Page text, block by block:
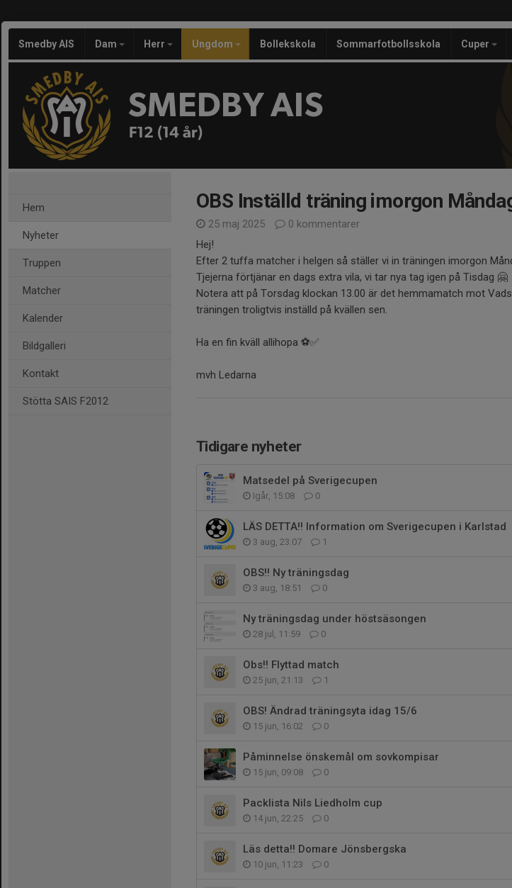
Smedby AIS Dam Herr Ungdom Bollekskola Sommarfotbollsskola Cuper
SMEDBY AIS
F12 (14 år)
Hem
Nyheter
Truppen
Matcher
Kalender
Bildgalleri
Kontakt
Stötta SAIS F2012
OBS Inställd träning imorgon
25 maj 2025
0 kommentarer
Hej!
Efter 2 tuffa matcher i helgen så ställer vi in träningen imorgon
Tjejerna förtjänar en dags extra vila, vi tar nya tag igen på Tisdag 🤗
Notera att på Torsdag klockan 13.00 är det hemmamatch mot
träningen troligtvis inställd på kvällen sen.
Ha en fin kväll allihopa ⚽️✅
mvh Ledarna
Tidigare nyheter
Matsedel på Sverigecupen
Igår, 15:08 0
LÄS DETTA!! Information om Sverigecupen i Karlstad
3 aug, 23:07 1
OBS!! Ny träningsdag
3 aug, 18:51 0
Ny träningsdag under höstsäsongen
28 jul, 11:59 0
Obs!! Flyttad match
25 jun, 21:13 1
OBS! Ändrad träningsyta idag 15/6
15 jun, 16:02 0
Påminnelse önskemål om sovkompisar
15 jun, 09:08 0
Packlista Nils Liedholm cup
14 jun, 22:25 0
Läs detta!! Domare Jönsbergska
10 jun, 11:23 0